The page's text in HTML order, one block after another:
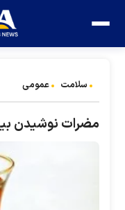
سلامت عمومی
مضرات نوشیدن بیش از ۳ لیوان